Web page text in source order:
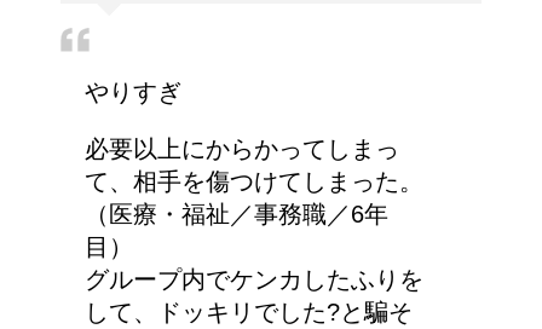
の？
カート・ファッションは
勇気がいる！
やりすぎ
必要以上にからかってしまっ
て、相手を傷つけてしまった。
（医療・福祉／事務職／6年
目）
グループ内でケンカしたふりを
して、ドッキリでした?と騙そ